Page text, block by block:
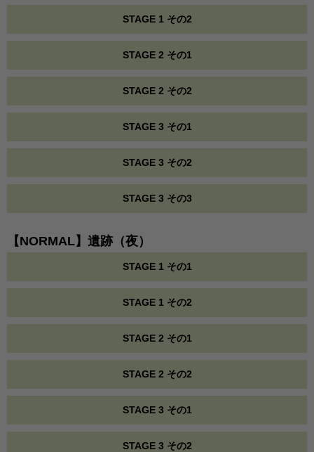
STAGE 1 その2
STAGE 2 その1
STAGE 2 その2
STAGE 3 その1
STAGE 3 その2
STAGE 3 その3
【NORMAL】遺跡（夜）
STAGE 1 その1
STAGE 1 その2
STAGE 2 その1
STAGE 2 その2
STAGE 3 その1
STAGE 3 その2